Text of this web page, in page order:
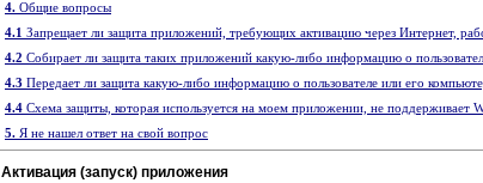
4. Общие вопросы
4.1 Запрещает ли защита приложений, требующих активацию через Интернет,
4.2 Собирает ли защита таких приложений какую-либо информацию о
4.3 Передает ли защита какую-либо информацию о пользователе или его
4.4 Схема защиты, которая используется на моем приложении, не
5. Я не нашел ответ на свой вопрос
Активация (запуск) приложения